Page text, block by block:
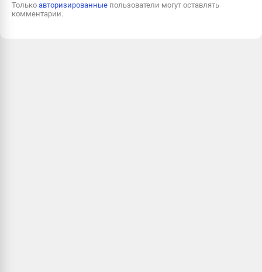
Только авторизированные пользователи могут оставлять
комментарии.